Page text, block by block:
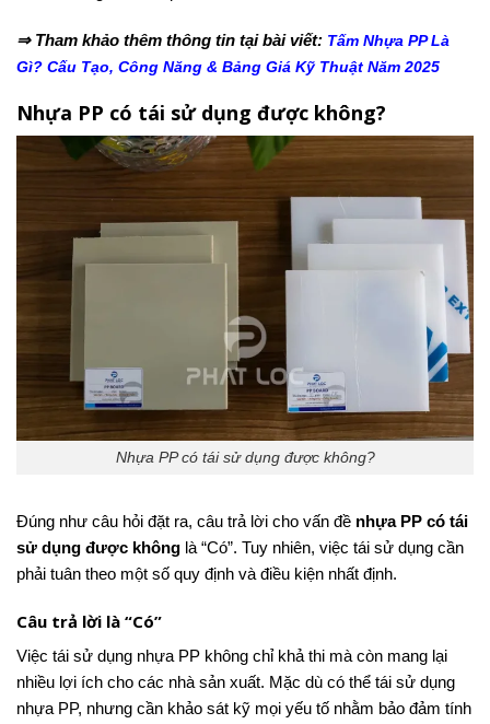
⇒ Tham khảo thêm thông tin tại bài viết: Tấm Nhựa PP Là
Gì? Cấu Tạo, Công Năng & Bảng Giá Kỹ Thuật Năm 2025
Nhựa PP có tái sử dụng được không?
Nhựa PP có tái sử dụng được không?
Đúng như câu hỏi đặt ra, câu trả lời cho vấn đề nhựa PP có tái
sử dụng được không là “Có”. Tuy nhiên, việc tái sử dụng cần
phải tuân theo một số quy định và điều kiện nhất định.
Câu trả lời là “Có”
Việc tái sử dụng nhựa PP không chỉ khả thi mà còn mang lại
nhiều lợi ích cho các nhà sản xuất. Mặc dù có thể tái sử dụng
nhựa PP, nhưng cần khảo sát kỹ mọi yếu tố nhằm bảo đảm tính